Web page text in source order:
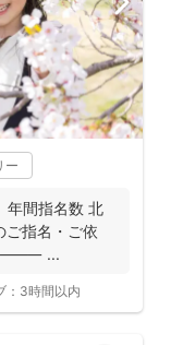
ー
間指名数 北
ご指名・ご依
！ ⸻ ...
3時間以内